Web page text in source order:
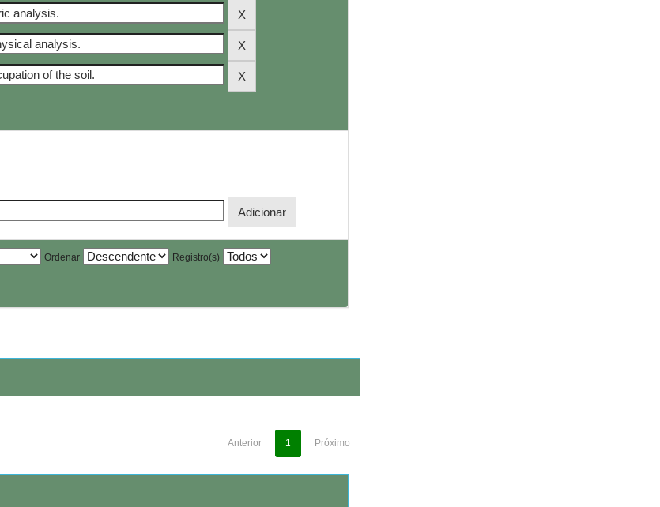
Ordenar Registro(s)
Anterior 1 Próximo